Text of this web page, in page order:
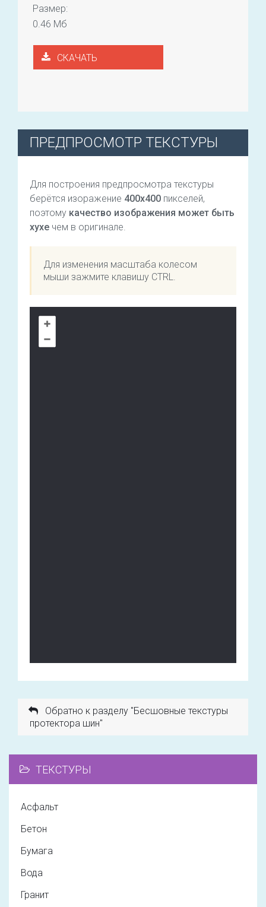
Размер:
0.46 Мб
СКАЧАТЬ
ПРЕДПРОСМОТР ТЕКСТУРЫ
Для построения предпросмотра текстуры
берётся изоражение 400х400 пикселей,
поэтому качество изображения может быть
хухе чем в оригинале.
Для изменения масштаба колесом
мыши зажмите клавишу CTRL.
Обратно к разделу "Бесшовные текстуры
протектора шин"
ТЕКСТУРЫ
Асфальт
Бетон
Бумага
Вода
Гранит